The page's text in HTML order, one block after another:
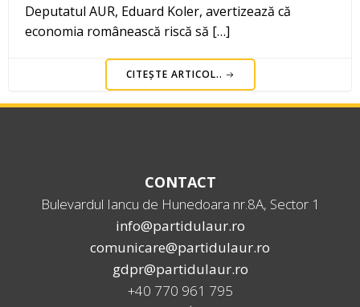
Deputatul AUR, Eduard Koler, avertizează că
economia românească riscă să […]
CITEȘTE ARTICOL..
CONTACT
Bulevardul Iancu de Hunedoara nr.8A, Sector 1
info@partidulaur.ro
comunicare@partidulaur.ro
gdpr@partidulaur.ro
+40 770 961 795